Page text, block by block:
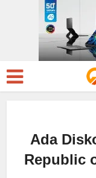
Ada
Republic